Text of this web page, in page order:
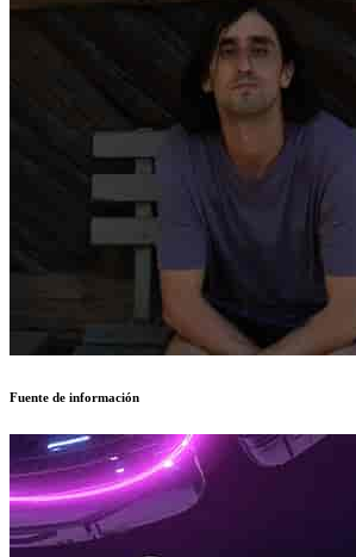
Fuente de información